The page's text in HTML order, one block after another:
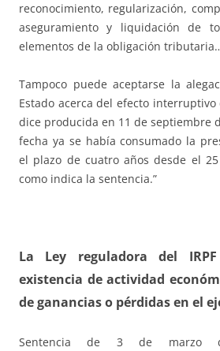
reconocimiento, regularización,
aseguramiento y liquidación de
elementos de la obligación
Tampoco puede aceptarse la
Estado acerca del efecto
dice producida en 11 de septiembre
fecha ya se había consumado la
el plazo de cuatro años desde el
como indica la sentencia.”
La Ley reguladora del
existencia de actividad
de ganancias o pérdidas en el
Sentencia de 3 de marzo